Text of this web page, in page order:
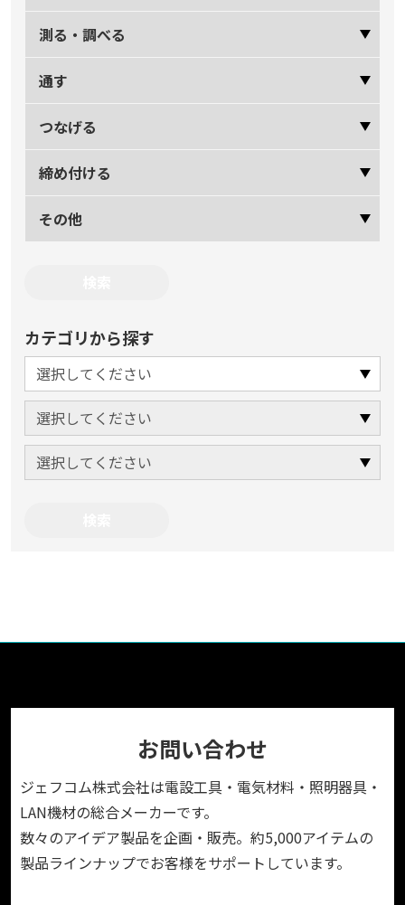
測る・調べる
通す
つなげる
締め付ける
その他
カテゴリから探す
お問い合わせ
ジェフコム株式会社は電設工具・電気材料・照明器具・
LAN機材の総合メーカーです。
数々のアイデア製品を企画・販売。約5,000アイテムの
製品ラインナップでお客様をサポートしています。